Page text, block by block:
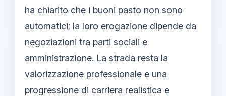
ha chiarito che i buoni pasto non sono
automatici; la loro erogazione dipende da
negoziazioni tra parti sociali e
amministrazione. La strada resta la
valorizzazione professionale e una
progressione di carriera realistica e